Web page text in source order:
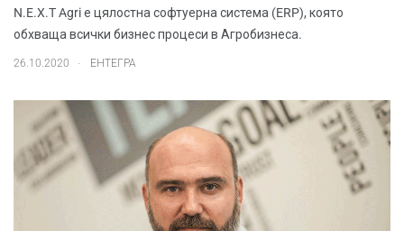
N.E.X.T Agri е цялостна софтуерна система (ERP), която
обхваща всички бизнес процеси в Агро­бизнеса.
26.10.2020 . ЕНТЕГРА